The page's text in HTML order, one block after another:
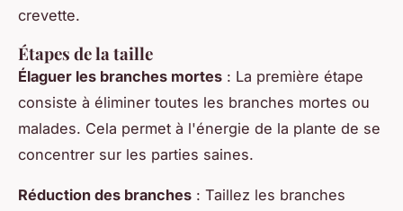
crevette.
Étapes de la taille
Élaguer les branches mortes : La première étape
consiste à éliminer toutes les branches mortes ou
malades. Cela permet à l'énergie de la plante de se
concentrer sur les parties saines.
Réduction des branches : Taillez les branches